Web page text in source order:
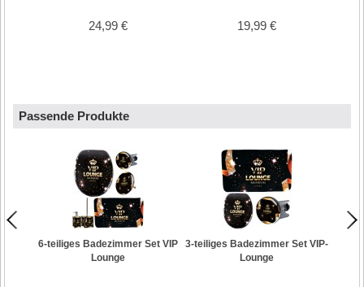
24,99 € 19,99 €
Passende Produkte
6-teiliges Badezimmer Set VIP
Lounge
3-teiliges Badezimmer Set VIP-
Lounge